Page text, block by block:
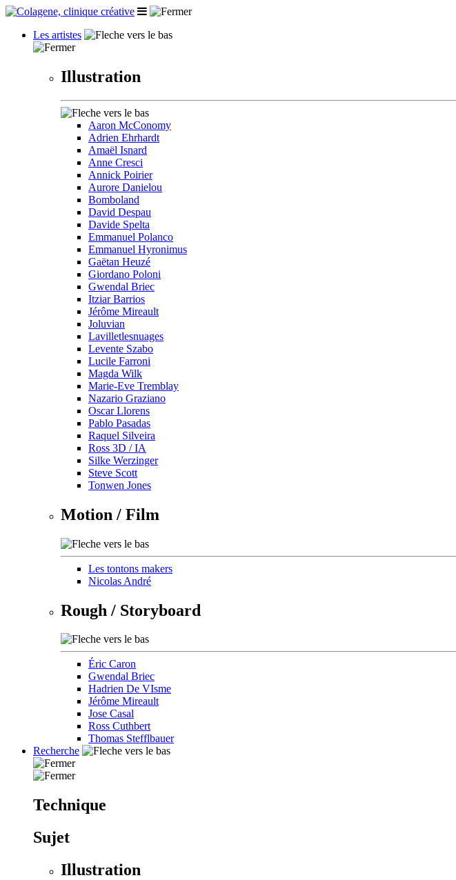
Les artistes
Illustration
Aaron McConomy
Adrien Ehrhardt
Amaël Isnard
Anne Cresci
Annick Poirier
Aurore Danielou
Bomboland
David Despau
Davide Spelta
Emmanuel Polanco
Emmanuel Hyronimus
Gaëtan Heuzé
Giordano Poloni
Gwendal Briec
Itziar Barrios
Jérôme Mireault
Joluvian
Lavilletlesnuages
Levente Szabo
Lucile Farroni
Magda Wilk
Marie-Eve Tremblay
Nazario Graziano
Oscar Llorens
Pablo Pasadas
Raquel Silveira
Ross 3D / IA
Silke Werzinger
Steve Scott
Tonwen Jones
Motion / Film
Les tontons makers
Nicolas André
Rough / Storyboard
Éric Caron
Gwendal Briec
Hadrien De VIsme
Jérôme Mireault
Jose Casal
Ross Cuthbert
Thomas Stefflbauer
Recherche
Technique
Sujet
Illustration